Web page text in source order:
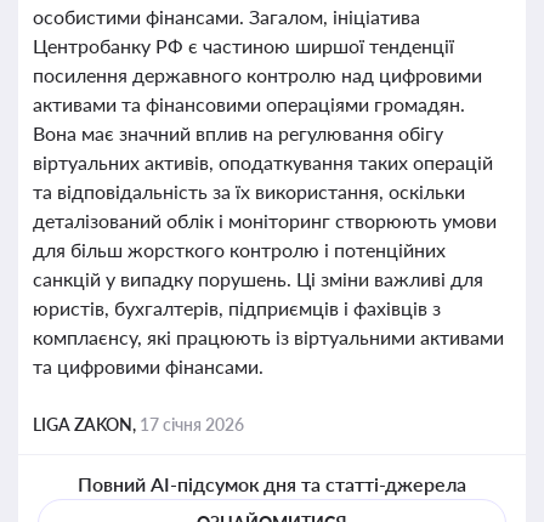
особистими фінансами. Загалом, ініціатива
Центробанку РФ є частиною ширшої тенденції
посилення державного контролю над цифровими
активами та фінансовими операціями громадян.
Вона має значний вплив на регулювання обігу
віртуальних активів, оподаткування таких операцій
та відповідальність за їх використання, оскільки
деталізований облік і моніторинг створюють умови
для більш жорсткого контролю і потенційних
санкцій у випадку порушень. Ці зміни важливі для
юристів, бухгалтерів, підприємців і фахівців з
комплаєнсу, які працюють із віртуальними активами
та цифровими фінансами.
LIGA ZAKON, 17 січня 2026
Повний AI-підсумок дня та статті-джерела